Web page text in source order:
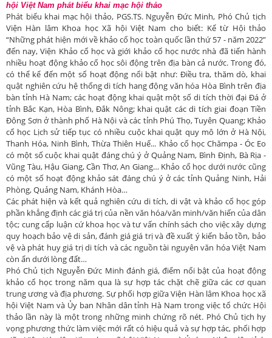
hội Việt Nam phát biểu khai mạc hội thảo
Phát biểu khai mạc hội thảo, PGS.TS. Nguyễn Đức Minh, Phó Chủ tịch
Viện Hàn lâm Khoa học Xã hội Việt Nam cho biết: Kể từ Hội thảo
“Những phát hiện mới về khảo cổ học toàn quốc lần thứ 57 - năm 2022”
đến nay, Viện Khảo cổ học và giới khảo cổ học nước nhà đã tiến hành
nhiều hoạt động khảo cổ học sôi động trên địa bàn cả nước. Trong đó,
có thể kể đến một số hoạt động nổi bật như: Điều tra, thăm dò, khai
quật nghiên cứu hệ thống di tích hang động văn hóa Hòa Bình trên địa
bàn tỉnh Hà Nam; các hoạt động khai quật một số di tích thời đại Đá ở
tỉnh Bắc Kạn, Hòa Bình, Đắk Nông; khai quật các di tích giai đoạn Tiền
Đông Sơn ở thành phố Hà Nội và các tỉnh Phú Thọ, Tuyên Quang; Khảo
cổ học Lịch sử tiếp tục có nhiều cuộc khai quật quy mô lớn ở Hà Nội,
Thanh Hóa, Ninh Bình, Thừa Thiên Huế... Khảo cổ học Chămpa - Óc Eo
có một số cuộc khai quật đáng chú ý ở Quảng Nam, Bình Định, Bà Rịa -
Vũng Tàu, Hậu Giang, Cần Thơ, An Giang… Khảo cổ học dưới nước cũng
có một số hoạt động khảo sát đáng chú ý ở các tỉnh Quảng Ninh, Hải
Phòng, Quảng Nam, Khánh Hòa…
Các phát hiện và kết quả nghiên cứu di tích, di vật và khảo cổ học góp
phần khẳng định các giá trị của nền văn hóa/văn minh/văn hiến của dân
tộc; cung cấp luận cứ khoa học và tư vấn chính sách cho việc xây dựng
quy hoạch bảo vệ di sản, đánh giá giá trị và đề xuất ý kiến bảo tồn, bảo
vệ và phát huy giá trị di tích và các nguồn tài nguyên văn hóa Việt Nam
còn ẩn dưới lòng đất…
Phó Chủ tịch Nguyễn Đức Minh đánh giá, điểm nổi bật của hoạt động
khảo cổ học trong năm qua là sự hợp tác chặt chẽ giữa các cơ quan
trung ương và địa phương. Sự phối hợp giữa Viện Hàn lâm Khoa học xã
hội Việt Nam và Ủy ban Nhân dân tỉnh Hà Nam trong việc tổ chức Hội
thảo lần này là một trong những minh chứng rõ nét. Phó Chủ tịch hy
vọng phương thức làm việc mới rất có hiệu quả và sự hợp tác, phối hợp